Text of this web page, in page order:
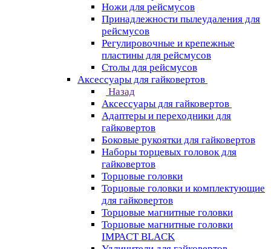
Ножи для рейсмусов
Принадлежности пылеудаления для
рейсмусов
Регулировочные и крепежные
пластины для рейсмусов
Столы для рейсмусов
Аксессуары для гайковертов
Назад
Аксессуары для гайковертов
Адаптеры и переходники для
гайковертов
Боковые рукоятки для гайковертов
Наборы торцевых головок для
гайковертов
Торцовые головки
Торцовые головки и комплектующие
для гайковертов
Торцовые магнитные головки
Торцовые магнитные головки
IMPACT BLACK